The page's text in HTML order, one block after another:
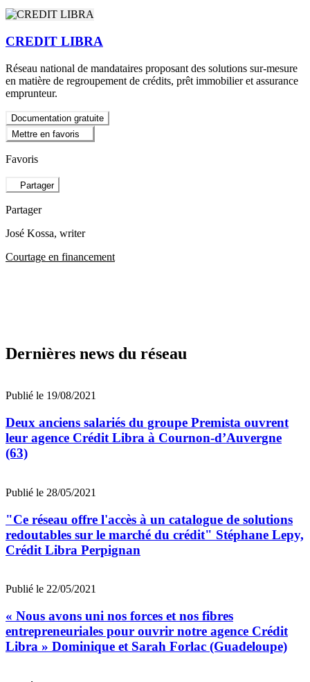
CREDIT LIBRA
Réseau national de mandataires proposant des solutions sur-mesure
en matière de regroupement de crédits, prêt immobilier et assurance
emprunteur.
Documentation gratuite
Mettre en favoris
Favoris
Partager
Partager
José Kossa, writer
Courtage en financement
Dernières news du réseau
Publié le 19/08/2021
Deux anciens salariés du groupe Premista ouvrent
leur agence Crédit Libra à Cournon-d’Auvergne
(63)
Publié le 28/05/2021
"Ce réseau offre l'accès à un catalogue de solutions
redoutables sur le marché du crédit" Stéphane Lepy,
Crédit Libra Perpignan
Publié le 22/05/2021
« Nous avons uni nos forces et nos fibres
entrepreneuriales pour ouvrir notre agence Crédit
Libra » Dominique et Sarah Forlac (Guadeloupe)